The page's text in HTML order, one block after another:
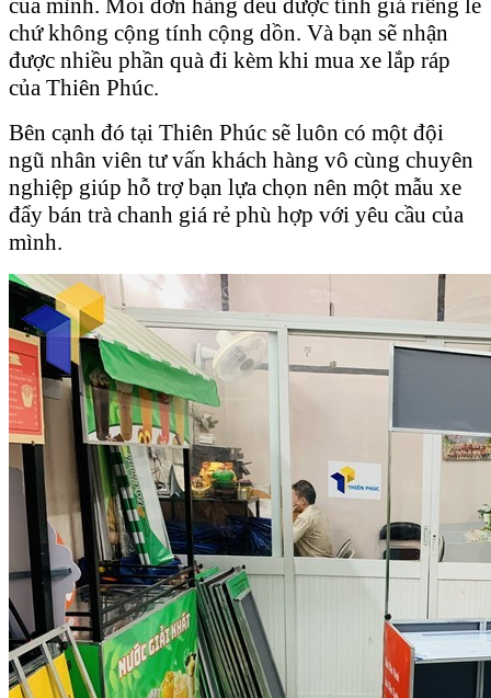
của mình. Mỗi đơn hàng đều được tính giá riêng lẻ
chứ không cộng tính cộng dồn. Và bạn sẽ nhận
được nhiều phần quà đi kèm khi mua xe lắp ráp
của Thiên Phúc.
Bên cạnh đó tại Thiên Phúc sẽ luôn có một đội
ngũ nhân viên tư vấn khách hàng vô cùng chuyên
nghiệp giúp hỗ trợ bạn lựa chọn nên một mẫu xe
đẩy bán trà chanh giá rẻ phù hợp với yêu cầu của
mình.